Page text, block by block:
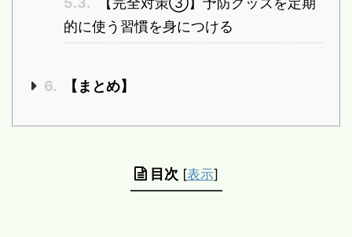
的に使う習慣を身につける
6. 【まとめ】
目次 [表示]